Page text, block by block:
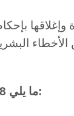
تتضمن الميزات الرئيسية لخط تعليب البيرة MIC 32-8 ما يلي: